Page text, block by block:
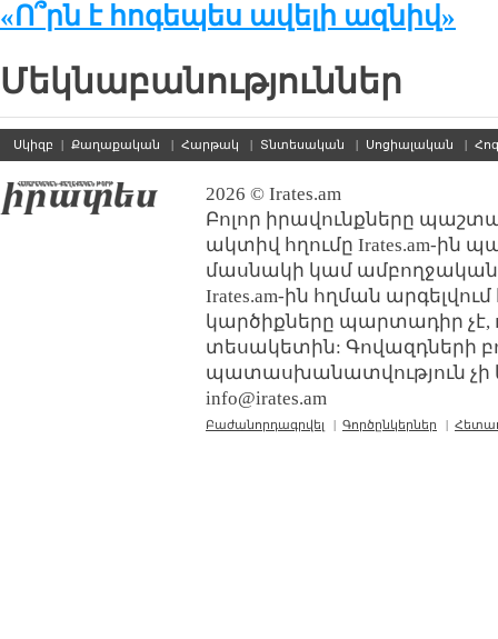
«Ո՞րն է հոգեպես ավելի ազնիվ»
Մեկնաբանություններ
Սկիզբ | Քաղաքական | Հարթակ | Տնտեսական | Սոցիալական |
2026 © Irates.am
Բոլոր իրավունքները
ակտիվ հղումը Irates.am-ին
մասնակի կամ ամբողջական
Irates.am-ին հղման
կարծիքները պարտադիր չէ,
տեսակետին: Գովազդների
պատասխանատվություն չի
info@irates.am
Բաժանորդագրվել | Գործընկերներ |